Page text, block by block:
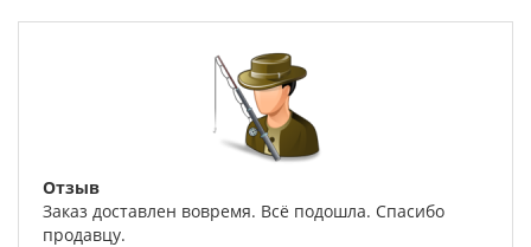
Отзыв
Заказ доставлен вовремя. Всё подошла. Спасибо
продавцу.